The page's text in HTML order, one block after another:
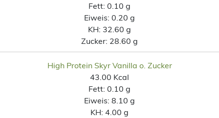
Fett: 0.10 g
Eiweis: 0.20 g
KH: 32.60 g
Zucker: 28.60 g
High Protein Skyr Vanilla o. Zucker
43.00 Kcal
Fett: 0.10 g
Eiweis: 8.10 g
KH: 4.00 g